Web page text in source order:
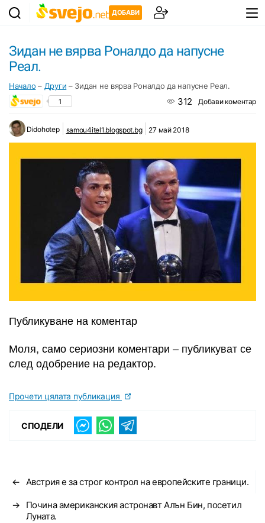
ДОБАВИ
Зидан не вярва Роналдо да напусне
Реал.
Начало – Други – Зидан не вярва Роналдо да напусне Реал.
1 312 Добави коментар
Didohotep samou4itel1.blogspot.bg 27 май 2018
Публикуване на коментар
Моля, само сериозни коментари – публикуват се
след одобрение на редактор.
Прочети цялата публикация
СПОДЕЛИ
← Австрия е за строг контрол на европейските граници.
→
Почина американския астронавт Алън Бин, посетил
Луната.